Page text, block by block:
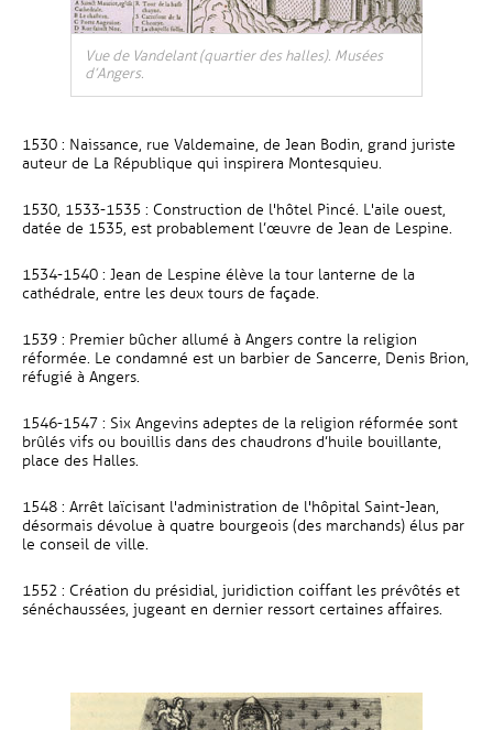
Vue de Vandelant (quartier des halles). Musées
d’Angers.
1530 : Naissance, rue Valdemaine, de Jean Bodin, grand juriste
auteur de La République qui inspirera Montesquieu.
1530, 1533-1535 : Construction de l'hôtel Pincé. L'aile ouest,
datée de 1535, est probablement l’œuvre de Jean de Lespine.
1534-1540 : Jean de Lespine élève la tour lanterne de la
cathédrale, entre les deux tours de façade.
1539 : Premier bûcher allumé à Angers contre la religion
réformée. Le condamné est un barbier de Sancerre, Denis Brion,
réfugié à Angers.
1546-1547 : Six Angevins adeptes de la religion réformée sont
brûlés vifs ou bouillis dans des chaudrons d’huile bouillante,
place des Halles.
1548 : Arrêt laïcisant l'administration de l'hôpital Saint-Jean,
désormais dévolue à quatre bourgeois (des marchands) élus par
le conseil de ville.
1552 : Création du présidial, juridiction coiffant les prévôtés et
sénéchaussées, jugeant en dernier ressort certaines affaires.